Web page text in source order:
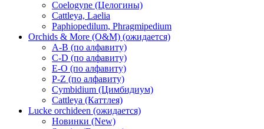
Coelogyne (Целогины)
Cattleya, Laelia
Paphiopedilum, Phragmipedium
Orchids & More (O&M) (ожидается)
A-B (по алфавиту)
C-D (по алфавиту)
E-O (по алфавиту)
P-Z (по алфавиту)
Cymbidium (Цимбидиум)
Cattleya (Каттлея)
Lucke orchideen (ожидается)
Новинки (New)